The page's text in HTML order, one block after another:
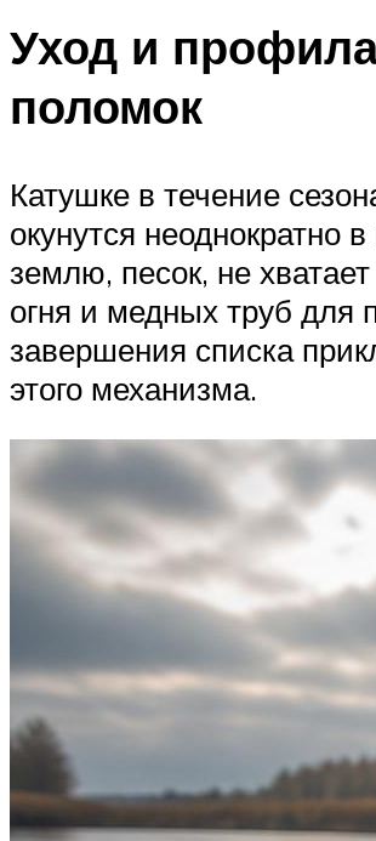
Уход и
поломок
Катушке в течение
окунутся неоднократно в
землю, песок, не
огня и медных труб для
завершения списка
этого механизма.